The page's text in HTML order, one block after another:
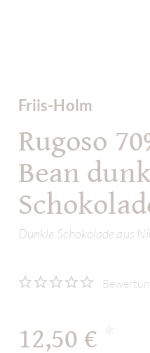
Friis-Holm
Rugoso
Bean
Dunkle Schokolade aus
12,50 €